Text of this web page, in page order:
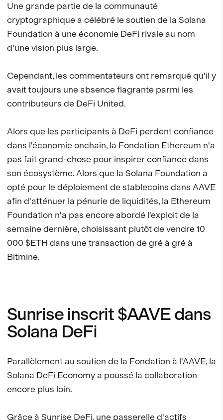
Une grande partie de la communauté
cryptographique a célébré le soutien de la Solana
Foundation à une économie DeFi rivale au nom
d'une vision plus large.
Cependant, les commentateurs ont remarqué qu'il y
avait toujours une absence flagrante parmi les
contributeurs de DeFi United.
Alors que les participants à DeFi perdent confiance
dans l'économie onchain, la Fondation Ethereum n'a
pas fait grand-chose pour inspirer confiance dans
son écosystème. Alors que la Solana Foundation a
opté pour le déploiement de stablecoins dans AAVE
afin d'atténuer la pénurie de liquidités, la Ethereum
Foundation n'a pas encore abordé l'exploit de la
semaine dernière, choisissant plutôt de vendre 10
000 $ETH dans une transaction de gré à gré à
Bitmine.
Sunrise inscrit $AAVE dans
Solana DeFi
Parallèlement au soutien de la Fondation à l'AAVE, la
Solana DeFi Economy a poussé la collaboration
encore plus loin.
Grâce à Sunrise DeFi, une passerelle d'actifs